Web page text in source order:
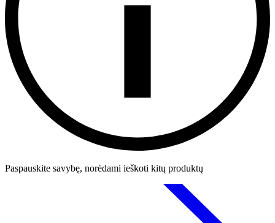
Paspauskite savybę, norėdami ieškoti kitų produktų